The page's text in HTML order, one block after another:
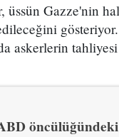
üssün Gazze'nin
gösteriyor.
askerlerin